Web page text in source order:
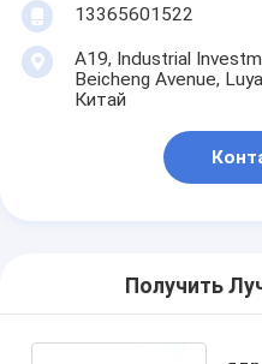
13365601522
A19, Industrial
Beicheng Avenue,
Китай
Получить